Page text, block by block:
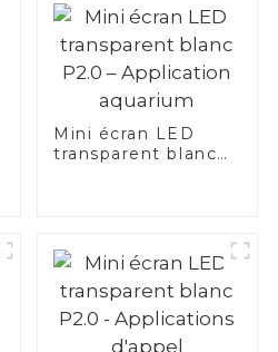
Mini écran LED
transparent blanc